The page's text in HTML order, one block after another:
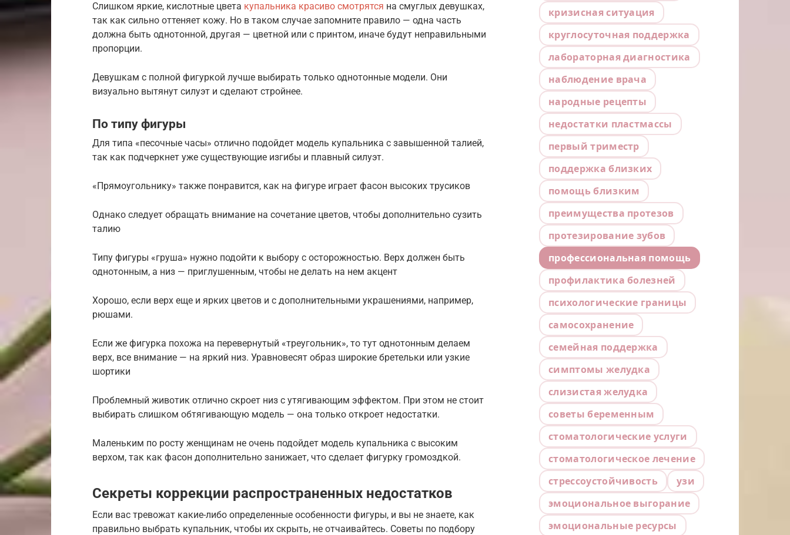
Слишком яркие, кислотные цвета купальника красиво смотрятся на смуглых девушках,
так как сильно оттеняет кожу. Но в таком случае запомните правило — одна часть
должна быть однотонной, другая — цветной или с принтом, иначе будут неправильными
пропорции.
Девушкам с полной фигуркой лучше выбирать только однотонные модели. Они
визуально вытянут силуэт и сделают стройнее.
По типу фигуры
Для типа «песочные часы» отлично подойдет модель купальника с завышенной талией,
так как подчеркнет уже существующие изгибы и плавный силуэт.
«Прямоугольнику» также понравится, как на фигуре играет фасон высоких трусиков
Однако следует обращать внимание на сочетание цветов, чтобы дополнительно сузить
талию
Типу фигуры «груша» нужно подойти к выбору с осторожностью. Верх должен быть
однотонным, а низ — приглушенным, чтобы не делать на нем акцент
Хорошо, если верх еще и ярких цветов и с дополнительными украшениями, например,
рюшами.
Если же фигурка похожа на перевернутый «треугольник», то тут однотонным делаем
верх, все внимание — на яркий низ. Уравновесят образ широкие бретельки или узкие
шортики
Проблемный животик отлично скроет низ с утягивающим эффектом. При этом не стоит
выбирать слишком обтягивающую модель — она только откроет недостатки.
Маленьким по росту женщинам не очень подойдет модель купальника с высоким
верхом, так как фасон дополнительно занижает, что сделает фигурку громоздкой.
Секреты коррекции распространенных недостатков
Если вас тревожат какие-либо определенные особенности фигуры, и вы не знаете, как
правильно выбрать купальник, чтобы их скрыть, не отчаивайтесь. Советы по подбору
кризисная ситуация
круглосуточная поддержка
лабораторная диагностика
наблюдение врача
народные рецепты
недостатки пластмассы
первый триместр
поддержка близких
помощь близким
преимущества протезов
протезирование зубов
профессиональная помощь
профилактика болезней
психологические границы
самосохранение
семейная поддержка
симптомы желудка
слизистая желудка
советы беременным
стоматологические услуги
стоматологическое лечение
стрессоустойчивость
узи
эмоциональное выгорание
эмоциональные ресурсы